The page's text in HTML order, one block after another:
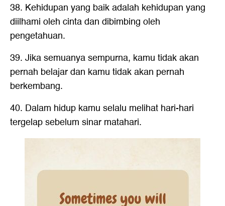
38. Kehidupan yang baik adalah kehidupan yang
diilhami oleh cinta dan dibimbing oleh
pengetahuan.
39. Jika semuanya sempurna, kamu tidak akan
pernah belajar dan kamu tidak akan pernah
berkembang.
40. Dalam hidup kamu selalu melihat hari-hari
tergelap sebelum sinar matahari.